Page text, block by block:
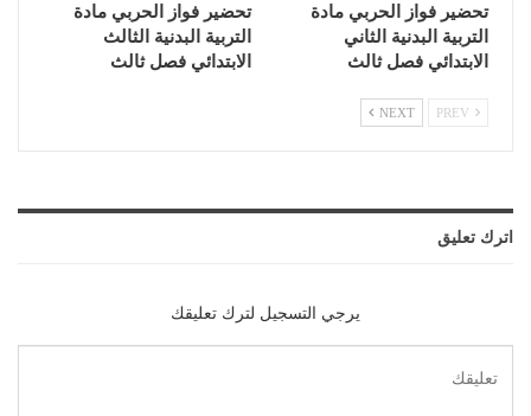
تحضير فواز الحربي مادة
التربية البدنية الثاني
الابتدائي فصل ثالث
تحضير فواز الحربي مادة
التربية البدنية الثالث
الابتدائي فصل ثالث
NEXT
اترك تعليق
يرجي التسجيل لترك تعليقك